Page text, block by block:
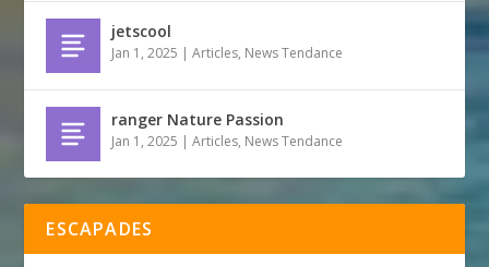
jetscool
Jan 1, 2025 |Articles, News Tendance
ranger Nature Passion
Jan 1, 2025 |Articles, News Tendance
ESCAPADES